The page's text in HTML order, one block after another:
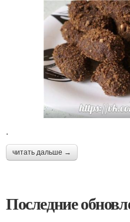
.
читать дальше →
Последние